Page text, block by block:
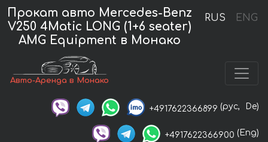
RUS ENG
Прокат авто Mercedes-Benz
V250 4Matic LONG (1+6 seater)
AMG Equipment в Монако
Авто-Аренда в Монако
+4917622366899 (рус, De)
+4917622366900 (Eng)